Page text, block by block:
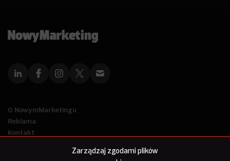
Zarządzaj zgodami plików
O NowymMarketingu
Reklama
Kontakt